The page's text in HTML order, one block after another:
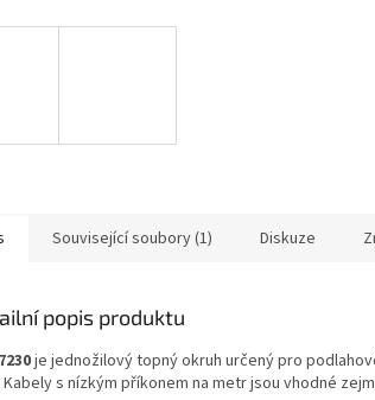
Související soubory (1) Diskuze
popis produktu
je jednožilový topný okruh určený pro
Kabely s nízkým příkonem na metr jsou vhodné